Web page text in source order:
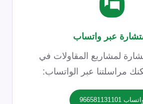
عبر واتساب
لمشاريع المقاولات في
مراسلتنا عبر الواتساب:
966581131101